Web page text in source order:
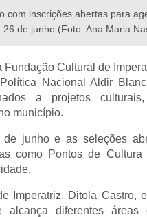
com inscrições abertas para
26 de junho (Foto: Ana Maria
Cultural de
Nacional Aldir
a projetos
município.
junho e as seleções
como Pontos de
Imperatriz, Ditola Castro,
diferentes áreas